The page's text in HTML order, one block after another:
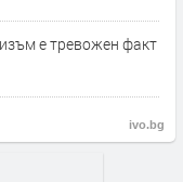
е тревожен факт
ivo.bg